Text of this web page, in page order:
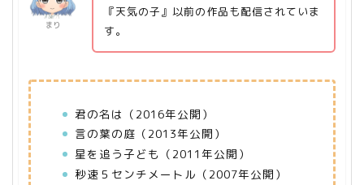
まり
『天気の子』以前の作品も配信されていま
す。
君の名は（2016年公開）
言の葉の庭（2013年公開）
星を追う子ども（2011年公開）
秒速５センチメートル（2007年公開）